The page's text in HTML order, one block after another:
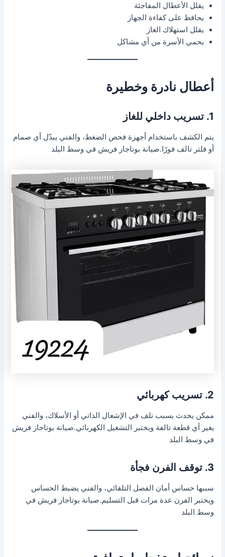
يقلل الأعطال المفاجئة
يحافظ على كفاءة الجهاز
يقلل استهلاك الغاز
يحمي الأسرة من أي مشاكل
أعطال نادرة وخطيرة
1. تسريب داخلي للغاز
يتم الكشف باستخدام أجهزة فحص الضغط، والفني يبدّل أي صمام
أو فلتر تالف فورًا.صيانة بوتاجاز فريش في وسط البلد
2. تسريب كهربائي
ممكن يحدث بسبب تلف في الإشعال الذاتي أو الأسلاك، والفني
يغير أي قطعة تالفة ويختبر التشغيل الكهربائي.صيانة بوتاجاز فريش
في وسط البلد
3. توقف الفرن فجأة
سببها حساس أمان الفصل التلقائي، والفني يضبط الحساس
ويختبر الفرن عدة مرات قبل التسليم.صيانة بوتاجاز فريش في
وسط البلد